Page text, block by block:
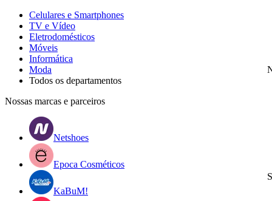
Celulares e Smartphones
TV e Vídeo
Eletrodomésticos
Móveis
Informática
Moda
Todos os departamentos
Nossas marcas e parceiros
Netshoes
Epoca Cosméticos
KaBuM!